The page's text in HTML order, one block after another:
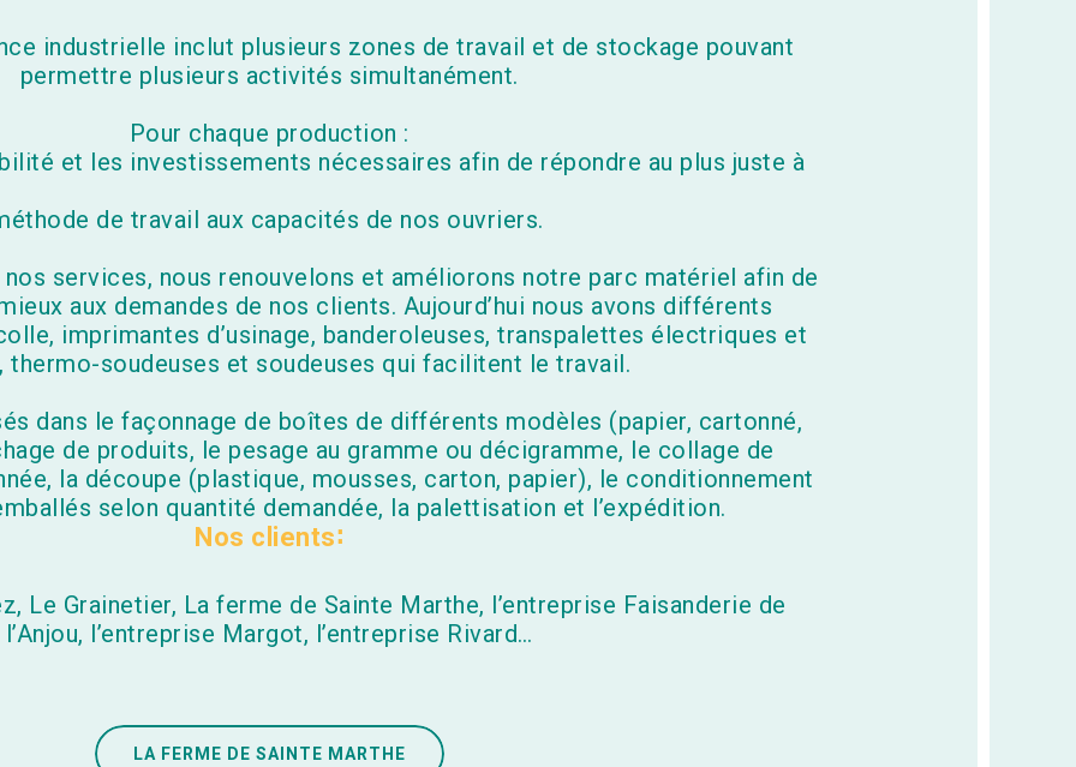
industrielle inclut plusieurs zones de travail et de stockage pouvant
permettre plusieurs activités simultanément.
Pour chaque production :
et les investissements nécessaires afin de répondre au plus juste à
de travail aux capacités de nos ouvriers.
services, nous renouvelons et améliorons notre parc matériel afin de
aux demandes de nos clients. Aujourd’hui nous avons différents
imprimantes d’usinage, banderoleuses, transpalettes électriques et
thermo-soudeuses et soudeuses qui facilitent le travail.
dans le façonnage de boîtes de différents modèles (papier, cartonné,
de produits, le pesage au gramme ou décigramme, le collage de
la découpe (plastique, mousses, carton, papier), le conditionnement
selon quantité demandée, la palettisation et l’expédition.
Nos clients
Le Grainetier, La ferme de Sainte Marthe, l’entreprise Faisanderie de
l’Anjou, l’entreprise Margot, l’entreprise Rivard…
LA FERME DE SAINTE MARTHE